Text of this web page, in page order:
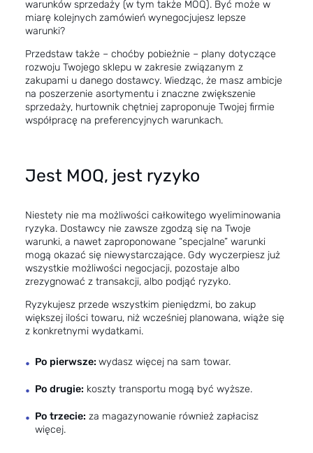
warunków sprzedaży (w tym także MOQ). Być może w
miarę kolejnych zamówień wynegocjujesz lepsze
warunki?
Przedstaw także – choćby pobieżnie – plany dotyczące
rozwoju Twojego sklepu w zakresie związanym z
zakupami u danego dostawcy. Wiedząc, że masz ambicje
na poszerzenie asortymentu i znaczne zwiększenie
sprzedaży, hurtownik chętniej zaproponuje Twojej firmie
współpracę na preferencyjnych warunkach.
Jest MOQ, jest ryzyko
Niestety nie ma możliwości całkowitego wyeliminowania
ryzyka. Dostawcy nie zawsze zgodzą się na Twoje
warunki, a nawet zaproponowane “specjalne” warunki
mogą okazać się niewystarczające. Gdy wyczerpiesz już
wszystkie możliwości negocjacji, pozostaje albo
zrezygnować z transakcji, albo podjąć ryzyko.
Ryzykujesz przede wszystkim pieniędzmi, bo zakup
większej ilości towaru, niż wcześniej planowana, wiąże się
z konkretnymi wydatkami.
Po pierwsze: wydasz więcej na sam towar.
Po drugie: koszty transportu mogą być wyższe.
Po trzecie: za magazynowanie również zapłacisz
więcej.